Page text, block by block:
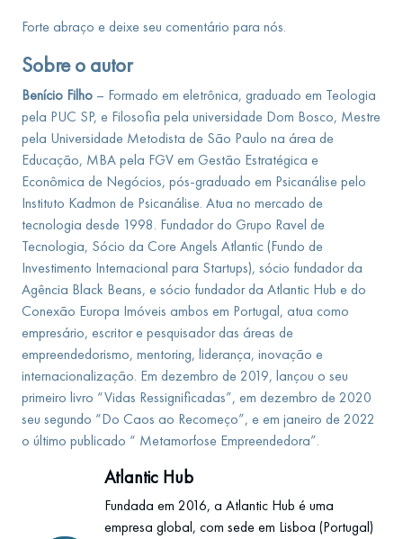
Forte abraço e deixe seu comentário para nós.
Sobre o autor
Benício Filho – Formado em eletrônica, graduado em Teologia
pela PUC SP, e Filosofia pela universidade Dom Bosco, Mestre
pela Universidade Metodista de São Paulo na área de
Educação, MBA pela FGV em Gestão Estratégica e
Econômica de Negócios, pós-graduado em Psicanálise pelo
Instituto Kadmon de Psicanálise. Atua no mercado de
tecnologia desde 1998. Fundador do Grupo Ravel de
Tecnologia, Sócio da Core Angels Atlantic (Fundo de
Investimento Internacional para Startups), sócio fundador da
Agência Black Beans, e sócio fundador da Atlantic Hub e do
Conexão Europa Imóveis ambos em Portugal, atua como
empresário, escritor e pesquisador das áreas de
empreendedorismo, mentoring, liderança, inovação e
internacionalização. Em dezembro de 2019, lançou o seu
primeiro livro “Vidas Ressignificadas”, em dezembro de 2020
seu segundo “Do Caos ao Recomeço”, e em janeiro de 2022
o último publicado “ Metamorfose Empreendedora”.
Atlantic Hub
Fundada em 2016, a Atlantic Hub é uma
empresa global, com sede em Lisboa (Portugal)